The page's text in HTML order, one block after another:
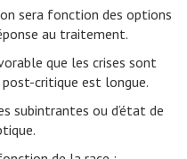
sera fonction des options
au traitement.
que les crises sont
critique est longue.
subintrantes ou d’état de